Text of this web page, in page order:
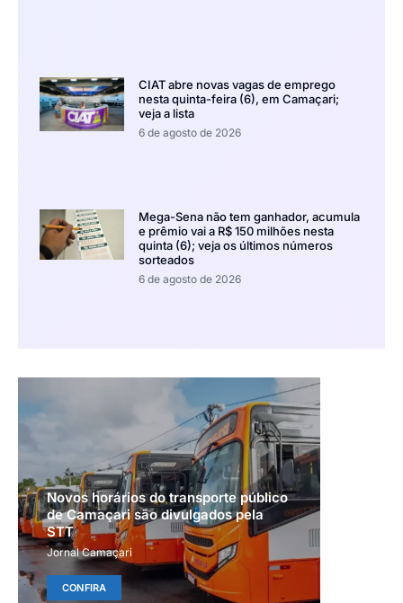
CIAT abre novas vagas de emprego
nesta quinta-feira (6), em Camaçari;
veja a lista
6 de agosto de 2026
Mega-Sena não tem ganhador, acumula
e prêmio vai a R$ 150 milhões nesta
quinta (6); veja os últimos números
sorteados
6 de agosto de 2026
Novos horários do transporte público
de Camaçari são divulgados pela
STT
Jornal Camaçari
CONFIRA